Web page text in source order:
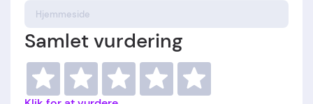
Samlet vurdering